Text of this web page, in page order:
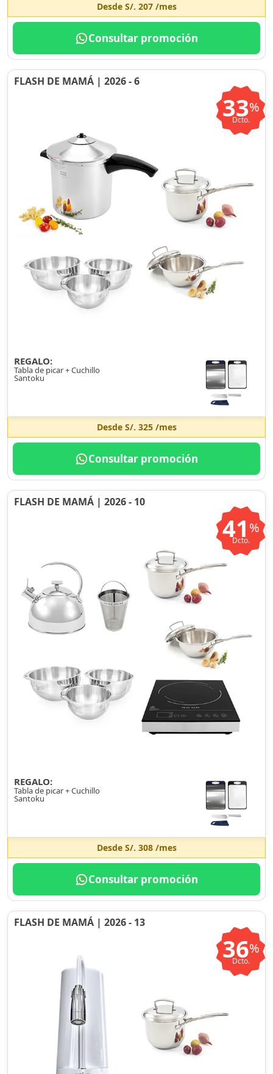
Desde S/. 207/mes
Consultar promoción
FLASH DE MAMÁ | 2026 - 6
33%
Dcto.
REGALO:
Tabla de picar + Cuchillo
Santoku
Desde S/. 325/mes
Consultar promoción
FLASH DE MAMÁ | 2026 - 10
41 %
Dcto.
REGALO:
Tabla de picar + Cuchillo
Santoku
Desde S/. 308/mes
Consultar promoción
FLASH DE MAMÁ | 2026 - 13
36%
Dcto.